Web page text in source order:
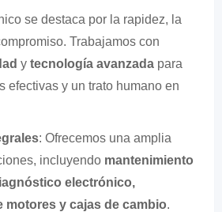
se destaca por la rapidez, la
Trabajamos con
y tecnología avanzada para
efectivas y un trato humano en
: Ofrecemos una amplia
incluyendo mantenimiento
electrónico,
motores y cajas de cambio.